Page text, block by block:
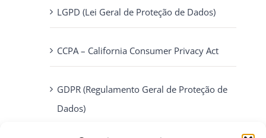
LGPD (Lei Geral de Proteção de Dados)
CCPA – California Consumer Privacy Act
GDPR (Regulamento Geral de Proteção de
Dados)